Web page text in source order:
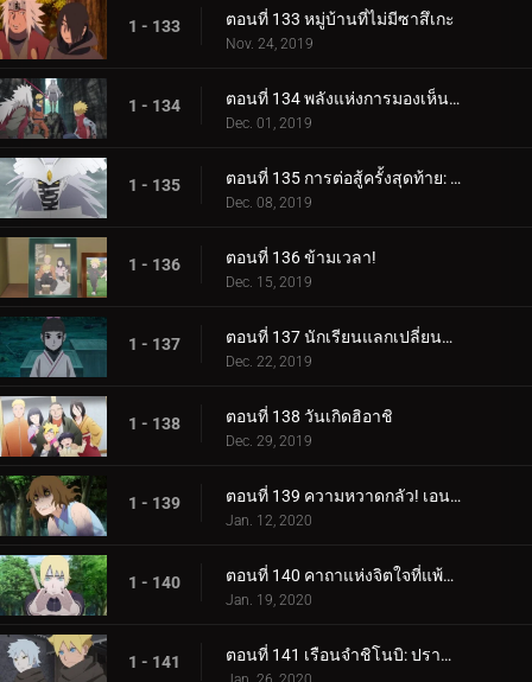
1 - 133 ตอนที่ 133 หมู่บ้านที่ไม่มีซาสึเกะ
Nov. 24, 2019
1 - 134 ตอนที่ 134 พลังแห่งการมองเห็นอนาคต
Dec. 01, 2019
1 - 135 ตอนที่ 135 การต่อสู้ครั้งสุดท้าย: อุราชิกิ
Dec. 08, 2019
1 - 136 ตอนที่ 136 ข้ามเวลา!
Dec. 15, 2019
1 - 137 ตอนที่ 137 นักเรียนแลกเปลี่ยนซามูไร
Dec. 22, 2019
1 - 138 ตอนที่ 138 วันเกิดฮิอาชิ
Dec. 29, 2019
1 - 139 ตอนที่ 139 ความหวาดกลัว! เอนโกะ โอนิคุมะ!
Jan. 12, 2020
1 - 140 ตอนที่ 140 คาถาแห่งจิตใจที่แพ้มันฝรั่งทอด
Jan. 19, 2020
1 - 141 ตอนที่ 141 เรือนจำชิโนบิ: ปราสาทโฮซึกิ